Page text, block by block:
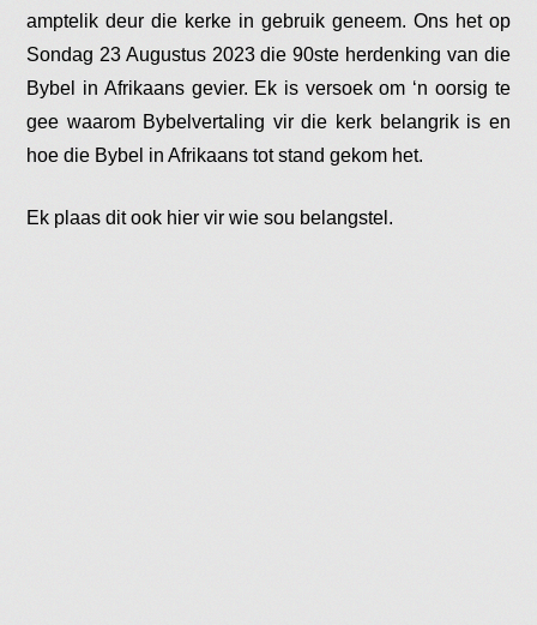
amptelik deur die kerke in gebruik geneem. Ons het op
Sondag 23 Augustus 2023 die 90ste herdenking van die
Bybel in Afrikaans gevier. Ek is versoek om ‘n oorsig te
gee waarom Bybelvertaling vir die kerk belangrik is en
hoe die Bybel in Afrikaans tot stand gekom het.
Ek plaas dit ook hier vir wie sou belangstel.